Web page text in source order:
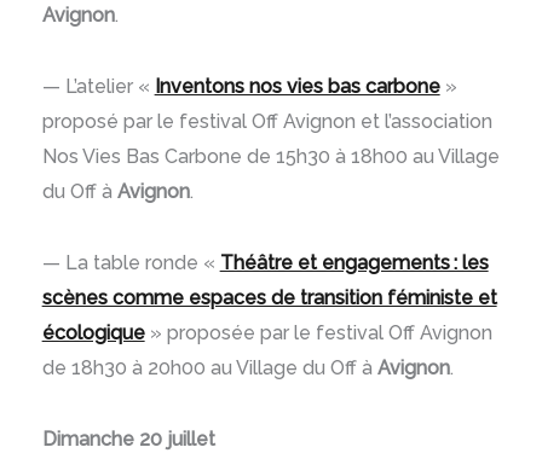
Avignon.
— L’atelier « Inventons nos vies bas carbone»
proposé par le festival Off Avignon et l’association
Nos Vies Bas Carbone de 15h30 à 18h00 au Village
du Off à Avignon.
— La table ronde « Théâtre et engagements : les
scènes comme espaces de transition féministe et
écologique» proposée par le festival Off Avignon
de 18h30 à 20h00 au Village du Off à Avignon.
Dimanche 20 juillet